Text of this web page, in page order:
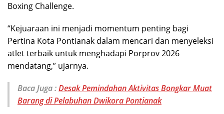
Boxing Challenge.
“Kejuaraan ini menjadi momentum penting bagi
Pertina Kota Pontianak dalam mencari dan menyeleksi
atlet terbaik untuk menghadapi Porprov 2026
mendatang,” ujarnya.
Baca Juga :Desak Pemindahan Aktivitas Bongkar Muat
Barang di Pelabuhan Dwikora Pontianak